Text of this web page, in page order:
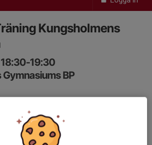
Kungsholmens
19:30
BP
Sverige-Grekland